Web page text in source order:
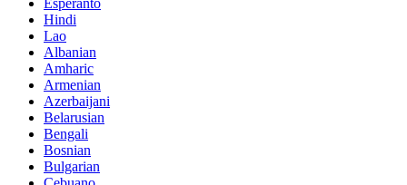
Esperanto
Hindi
Lao
Albanian
Amharic
Armenian
Azerbaijani
Belarusian
Bengali
Bosnian
Bulgarian